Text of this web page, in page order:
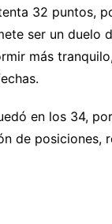
32 puntos,
ser un duelo
más
en los 34,
de posiciones,